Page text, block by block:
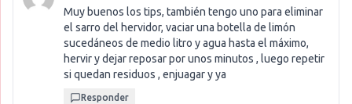
Muy buenos los tips, también tengo uno para eliminar
el sarro del hervidor, vaciar una botella de limón
sucedáneos de medio litro y agua hasta el máximo,
hervir y dejar reposar por unos minutos , luego repetir
si quedan residuos , enjuagar y ya
Responder